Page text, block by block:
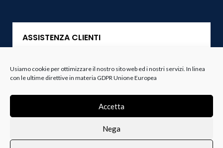
Usiamo cookie per ottimizzare il nostro sito web ed i nostri servizi. In linea
con le ultime direttive in materia GDPR Unione Europea
Accetta
Nega
ASSISTENZA CLIENTI